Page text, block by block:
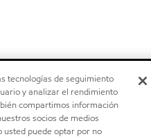
tecnologías de seguimiento
y analizar el rendimiento
compartimos información
socios de medios
usted puede optar por no